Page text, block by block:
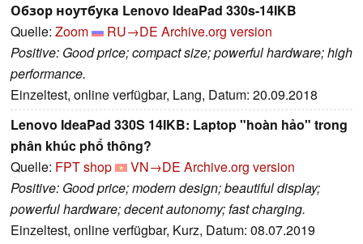
Обзор ноутбука Lenovo IdeaPad 330s-14IKB
Quelle: Zoom RU→DE Archive.org version
Positive: Good price; compact size; powerful hardware; high
performance.
Einzeltest, online verfügbar, Lang, Datum: 20.09.2018
Lenovo IdeaPad 330S 14IKB: Laptop "hoàn hảo" trong
phân khúc phổ thông?
Quelle: FPT shop VN→DE Archive.org version
Positive: Good price; modern design; beautiful display;
powerful hardware; decent autonomy; fast charging.
Einzeltest, online verfügbar, Kurz, Datum: 08.07.2019